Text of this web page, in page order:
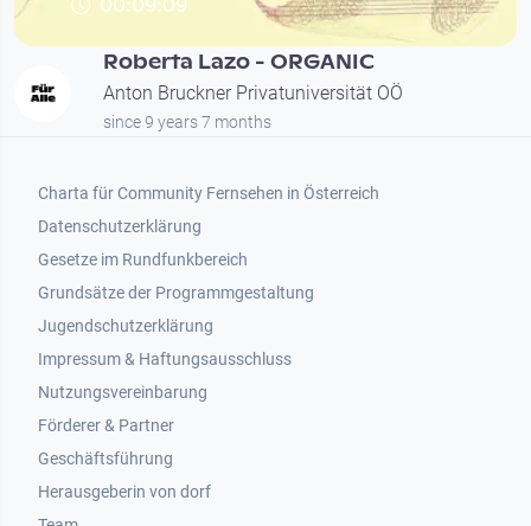
Roberta Lazo - ORGANIC
Anton Bruckner Privatuniversität OÖ
since 9 years 7 months
Footer 1
Charta für Community Fernsehen in Österreich
Datenschutzerklärung
Gesetze im Rundfunkbereich
Grundsätze der Programmgestaltung
Jugendschutzerklärung
Impressum & Haftungsausschluss
Nutzungsvereinbarung
Footer 2
Förderer & Partner
Geschäftsführung
Herausgeberin von dorf